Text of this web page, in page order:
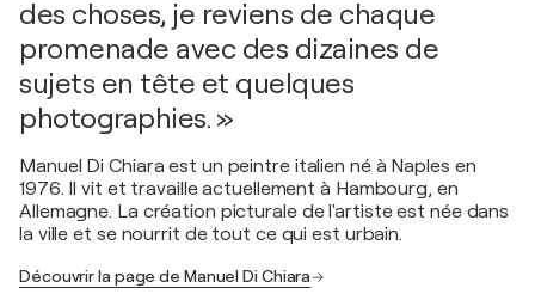
des choses, je reviens de chaque
promenade avec des dizaines de
sujets en tête et quelques
photographies. »
Manuel Di Chiara est un peintre italien né à Naples en
1976. Il vit et travaille actuellement à Hambourg, en
Allemagne. La création picturale de l'artiste est née dans
la ville et se nourrit de tout ce qui est urbain.
Découvrir la page de Manuel Di Chiara